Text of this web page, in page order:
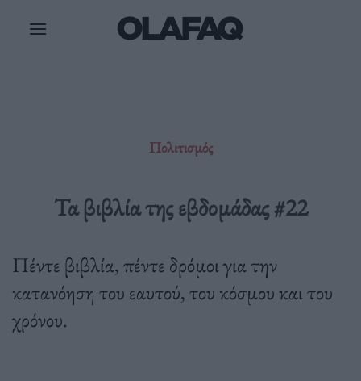
Πολιτισμός
Τα βιβλία της εβδομάδας #22
Πέντε βιβλία, πέντε δρόμοι για την
κατανόηση του εαυτού, του κόσμου και του
χρόνου.